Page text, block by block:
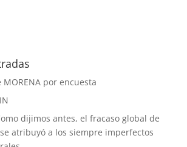
por encuesta
dijimos antes, el fracaso global de
atribuyó a los siempre imperfectos